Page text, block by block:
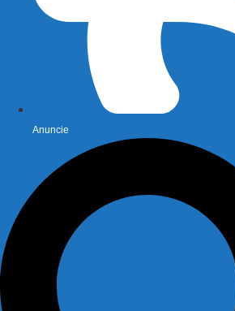
Anuncie